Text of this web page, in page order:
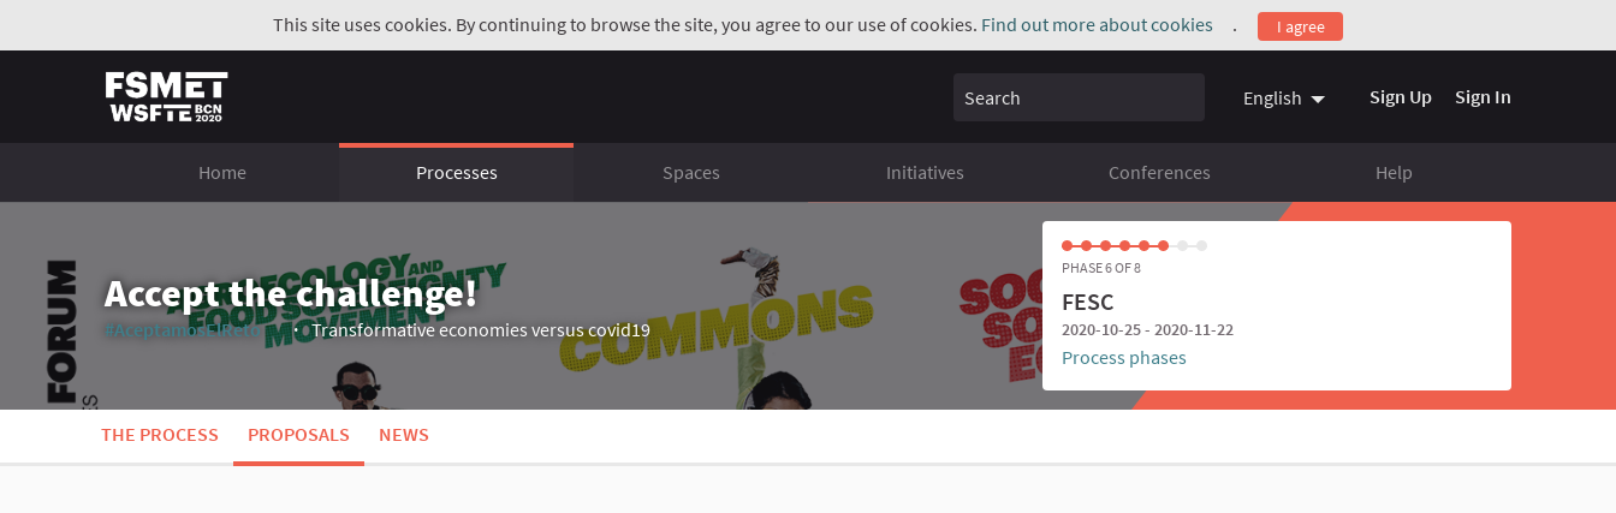
This site uses cookies. By continuing to browse the site, you agree to our use of cookies. Find out more about cookies
(External link)
. I agree
Search English Sign Up Sign In
Home Processes Spaces Initiatives Conferences Help
Accept the challenge!
#AceptamosElReto
(External link)
Transformative economies versus covid19
PHASE 6 OF 8
FESC
2020-10-25 - 2020-11-22
Process phases
THE PROCESS PROPOSALS NEWS